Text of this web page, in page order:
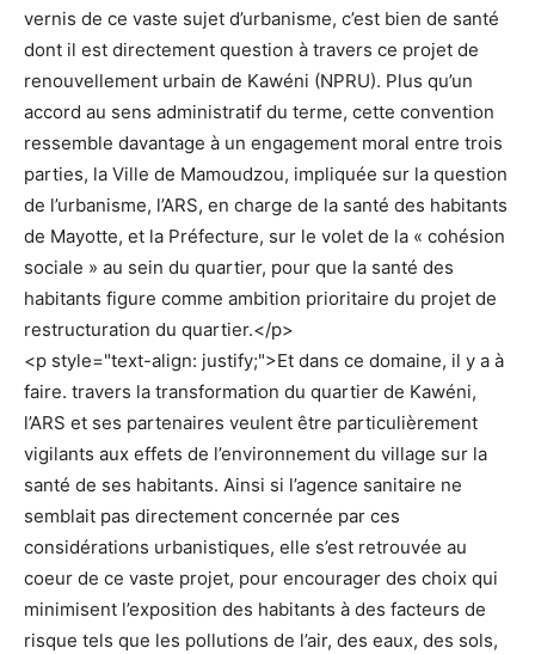
vernis de ce vaste sujet d’urbanisme, c’est bien de santé
dont il est directement question à travers ce projet de
renouvellement urbain de Kawéni (NPRU). Plus qu’un
accord au sens administratif du terme, cette convention
ressemble davantage à un engagement moral entre trois
parties, la Ville de Mamoudzou, impliquée sur la question
de l’urbanisme, l’ARS, en charge de la santé des habitants
de Mayotte, et la Préfecture, sur le volet de la « cohésion
sociale » au sein du quartier, pour que la santé des
habitants figure comme ambition prioritaire du projet de
restructuration du quartier.</p>
<p style="text-align: justify;">Et dans ce domaine, il y a à
faire. travers la transformation du quartier de Kawéni,
l’ARS et ses partenaires veulent être particulièrement
vigilants aux effets de l’environnement du village sur la
santé de ses habitants. Ainsi si l’agence sanitaire ne
semblait pas directement concernée par ces
considérations urbanistiques, elle s’est retrouvée au
coeur de ce vaste projet, pour encourager des choix qui
minimisent l’exposition des habitants à des facteurs de
risque tels que les pollutions de l’air, des eaux, des sols,